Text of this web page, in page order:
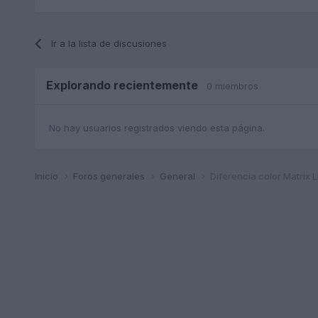
Ir a la lista de discusiones
Explorando recientemente 0 miembros
No hay usuarios registrados viendo esta página.
Inicio Foros generales General